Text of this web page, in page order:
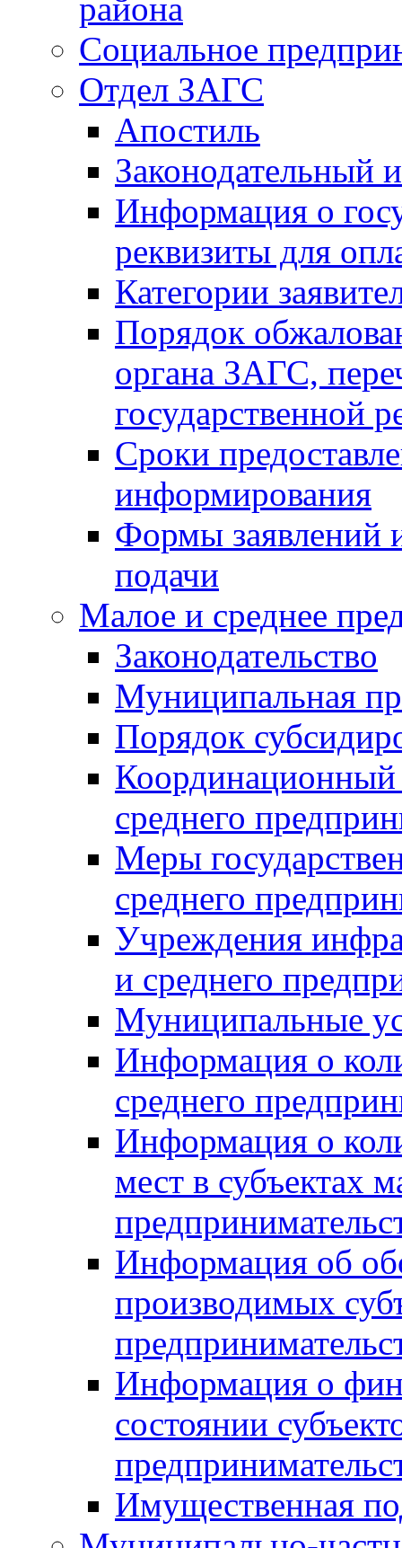
района
Социальное
Отдел ЗАГС
Апостиль
Законодательный
Информация о
реквизиты для
Категории
Порядок
органа ЗАГС,
государственной
Сроки
информирования
Формы заявлений
подачи
Малое и среднее
Законодательство
Муниципальная
Порядок
Координационный
среднего
Меры
среднего
Учреждения
и среднего
Муниципальные
Информация о
среднего
Информация о
мест в субъектах
Информация об
производимых
Информация о
состоянии
Имущественная